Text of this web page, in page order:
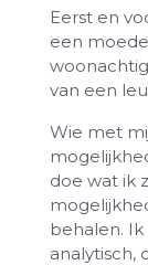
Eerst en
een
van een
Wie met
doe wat ik
behalen.
analytisch,